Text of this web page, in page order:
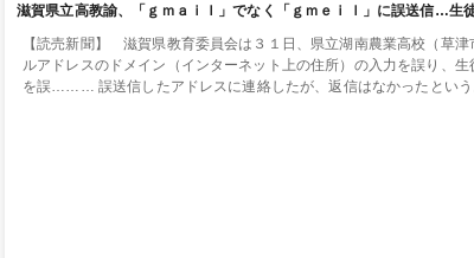
滋賀県立高教諭、「ｇｍａｉｌ」でなく「ｇｍｅｉｌ」に誤送信…生
【読売新聞】 滋賀県教育委員会は３１日、県立湖南農業高校（草
ルアドレスのドメイン（インターネット上の住所）の入力を誤り、
を誤……… 誤送信したアドレスに連絡したが、返信はなかったという